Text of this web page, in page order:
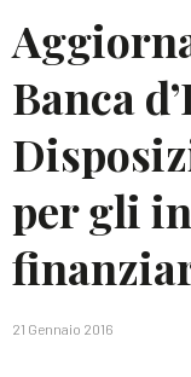
Banca
per gli
21 Gennaio 2016